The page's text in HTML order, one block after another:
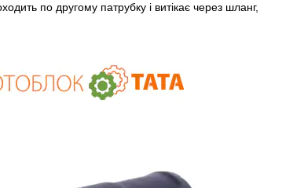
по другому патрубку і витікає через шланг,